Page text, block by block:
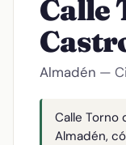
Calle
Almadén —
Calle Torno
Almadén,